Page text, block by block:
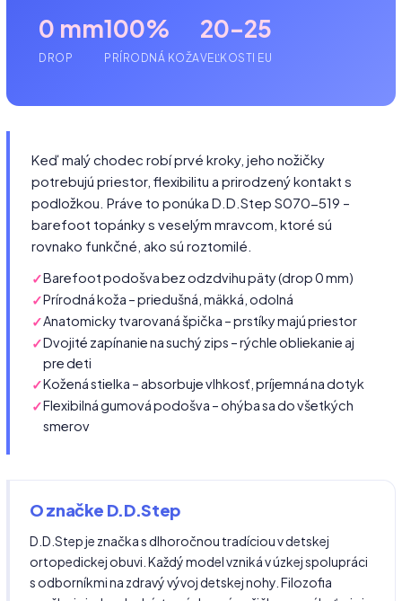
0 mm
DROP
100%
PRÍRODNÁ KOŽA
20–25
VEĽKOSTI EU
Keď malý chodec robí prvé kroky, jeho nožičky
potrebujú priestor, flexibilitu a prirodzený kontakt s
podložkou. Práve to ponúka D.D.Step S070-519 –
barefoot topánky s veselým mravcom, ktoré sú
rovnako funkčné, ako sú roztomilé.
Barefoot podošva bez odzdvihu päty (drop 0 mm)
Prírodná koža – priedušná, mäkká, odolná
Anatomicky tvarovaná špička – prstíky majú priestor
Dvojité zapínanie na suchý zips – rýchle obliekanie aj
pre deti
Kožená stielka – absorbuje vlhkosť, príjemná na dotyk
Flexibilná gumová podošva – ohýba sa do všetkých
smerov
O značke D.D.Step
D.D.Step je značka s dlhoročnou tradíciou v detskej
ortopedickej obuvi. Každý model vzniká v úzkej spolupráci
s odborníkmi na zdravý vývoj detskej nohy. Filozofia